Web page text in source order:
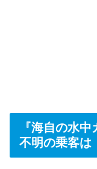
『海自の水
不明の乗客は